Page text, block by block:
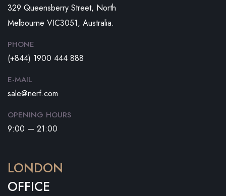
329 Queensberry Street, North
Melbourne VIC3051, Australia.
PHONE
(+844) 1900 444 888
E-MAIL
sale@nerf.com
OPENING HOURS
9:00 — 21:00
LONDON
OFFICE